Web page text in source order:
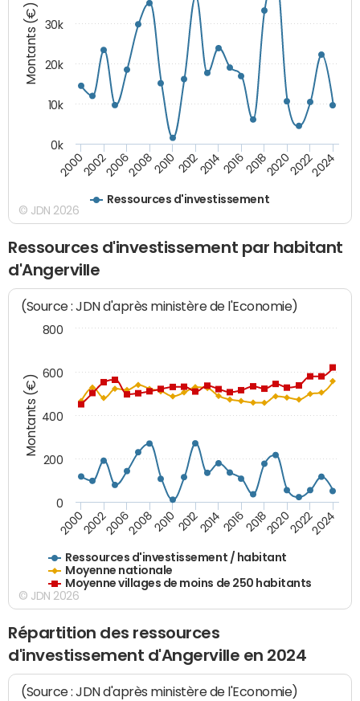
Montants (€)
Ressources d'investissement
20002002200620082010 2012201420162018202020222024
0k
10k
20k
30k
© JDN 2026
Ressources d'investissement par habitant
d'Angerville
Montants (€)
(Source : JDN d'après ministère de l'Economie)
Ressources d'investissement / habitant
Moyenne nationale
Moyenne villages de moins de 250 habitants
20002002200620082010 2012201420162018202020222024
0
200
400
600
800
© JDN 2026
Répartition des ressources
d'investissement d'Angerville en 2024
(Source : JDN d'après ministère de l'Economie)